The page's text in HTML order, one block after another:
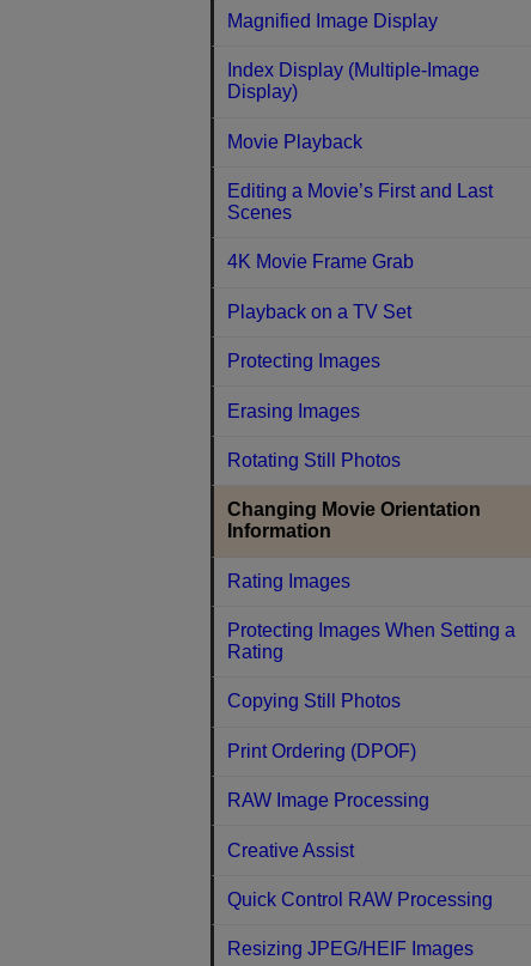
Magnified Image Display
Index Display (Multiple-Image
Display)
Movie Playback
Editing a Movie’s First and Last
Scenes
4K Movie Frame Grab
Playback on a TV Set
Protecting Images
Erasing Images
Rotating Still Photos
Changing Movie Orientation
Information
Rating Images
Protecting Images When Setting a
Rating
Copying Still Photos
Print Ordering (DPOF)
RAW Image Processing
Creative Assist
Quick Control RAW Processing
Resizing JPEG/HEIF Images